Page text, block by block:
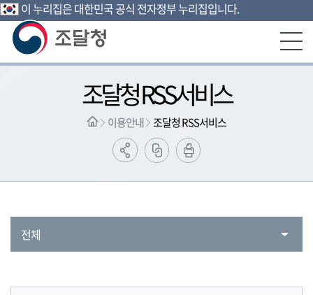
본문영역 바로가기
메인메뉴 바로가기
하단링크 바로가기
이 누리집은 대한민국 공식 전자정부 누리집입니다.
조달청 RSS서비스
이용안내 조달청 RSS서비스
전체